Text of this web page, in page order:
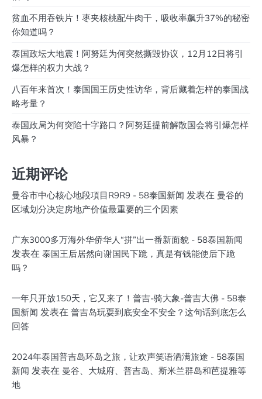
贫血不用吞铁片！枣夹核桃配牛肉干，吸收率飙升37%的秘密
你知道吗？
泰国政坛大地震！阿努廷为何突然撕毁协议，12月12日将引
爆怎样的权力大战？
八百年来首次！泰国国王历史性访华，背后藏着怎样的泰国战
略考量？
泰国政局为何突陷十字路口？阿努廷提前解散国会将引爆怎样
风暴？
近期评论
曼谷市中心核心地段項目R9R9 - 58泰国新闻 发表在 曼谷的
区域划分决定房地产价值最重要的三个因素
广东3000多万海外华侨华人“拼”出一番新面貌 - 58泰国新闻
发表在 泰国王后居然向谢国民下跪，真是有钱能使后下跪
吗？
一年只开放150天，它又来了！普吉-骑大象-普吉大佛 - 58泰
国新闻 发表在 普吉岛玩耍到底安全不安全？这句话到底怎么
回答
2024年泰国普吉岛环岛之旅，让欢声笑语洒满旅途 - 58泰国
新闻 发表在 曼谷、大城府、普吉岛、斯米兰群岛和芭提雅等
地